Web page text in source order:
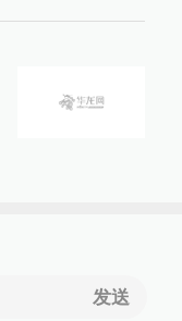
发送